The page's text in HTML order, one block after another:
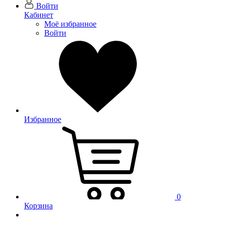
Войти
Кабинет
Моё избранное
Войти
Избранное
0
Корзина